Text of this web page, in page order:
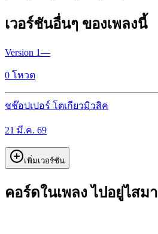
เวอร์ชันอื่นๆ ของเพลงนี้
Version 1—
0 โหวต
ชช๊อปเปอร์ โตเกียวมิวสิค
21 มี.ค. 69
เพิ่มเวอร์ชัน
คอร์ดในเพลง ไปอยู่ไสมา